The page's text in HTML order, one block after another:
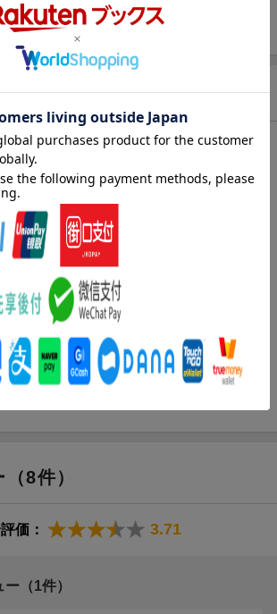
2000年03月04日頃
板垣恵介
グラップラー刃牙
グラップラー刃牙
少年チャンピオンコミックス
秋田書店
159p
8件）
価： 3.71
（1件）